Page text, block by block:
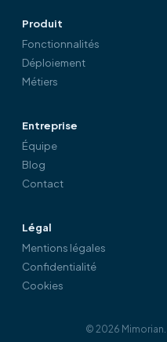
Produit
Fonctionnalités
Déploiement
Métiers
Entreprise
Équipe
Blog
Contact
Légal
Mentions légales
Confidentialité
Cookies
© 2026 Mimorian.